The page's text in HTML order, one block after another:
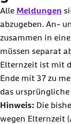
Alle Meldungen
abzugeben. An-
zusammen in
müssen separat
Elternzeit ist mit
Ende mit 37 zu
das
Hinweis: Die
wegen Elternzeit